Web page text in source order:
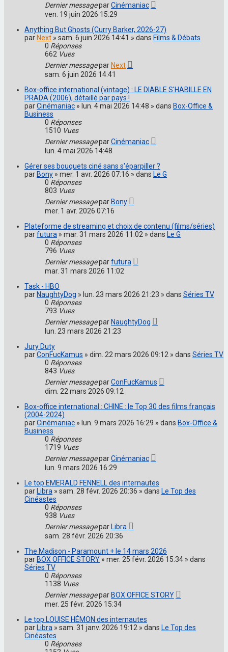
Dernier messageparCinémaniac
ven. 19 juin 2026 15:29
Anything But Ghosts (Curry Barker, 2026-27)
parNext » sam. 6 juin 2026 14:41 » dans Films & Débats
0 Réponses
662 Vues
Dernier messageparNext
sam. 6 juin 2026 14:41
Box-office international (vintage) : LE DIABLE S'HABILLE EN
PRADA (2006), détaillé par pays !
parCinémaniac » lun. 4 mai 2026 14:48 » dans Box-Office &
Business
0 Réponses
1510 Vues
Dernier messageparCinémaniac
lun. 4 mai 2026 14:48
Gérer ses bouquets ciné sans s'éparpiller ?
parBony » mer. 1 avr. 2026 07:16 » dans Le G
0 Réponses
803 Vues
Dernier messageparBony
mer. 1 avr. 2026 07:16
Plateforme de streaming et choix de contenu (films/séries)
parfutura » mar. 31 mars 2026 11:02 » dans Le G
0 Réponses
796 Vues
Dernier messageparfutura
mar. 31 mars 2026 11:02
Task - HBO
parNaughtyDog » lun. 23 mars 2026 21:23 » dans Séries TV
0 Réponses
793 Vues
Dernier messageparNaughtyDog
lun. 23 mars 2026 21:23
Jury Duty
parConFucKamus » dim. 22 mars 2026 09:12 » dans Séries TV
0 Réponses
843 Vues
Dernier messageparConFucKamus
dim. 22 mars 2026 09:12
Box-office international : CHINE : le Top 30 des films français
(2004-2024)
parCinémaniac » lun. 9 mars 2026 16:29 » dans Box-Office &
Business
0 Réponses
1719 Vues
Dernier messageparCinémaniac
lun. 9 mars 2026 16:29
Le top EMERALD FENNELL des internautes
parLibra » sam. 28 févr. 2026 20:36 » dans Le Top des
Cinéastes
0 Réponses
938 Vues
Dernier messageparLibra
sam. 28 févr. 2026 20:36
The Madison - Paramount + le 14 mars 2026
parBOX OFFICE STORY » mer. 25 févr. 2026 15:34 » dans
Séries TV
0 Réponses
1138 Vues
Dernier messageparBOX OFFICE STORY
mer. 25 févr. 2026 15:34
Le top LOUISE HÉMON des internautes
parLibra » sam. 31 janv. 2026 19:12 » dans Le Top des
Cinéastes
0 Réponses